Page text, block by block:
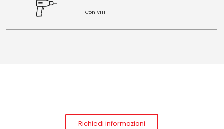
Con VITI
Richiedi informazioni